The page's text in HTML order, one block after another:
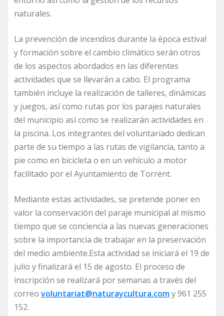
naturales.
La prevención de incendios durante la época estival
y formación sobre el cambio climático serán otros
de los aspectos abordados en las diferentes
actividades que se llevarán a cabo. El programa
también incluye la realización de talleres, dinámicas
y juegos, así como rutas por los parajes naturales
del municipio así como se realizarán actividades en
la piscina. Los integrantes del voluntariado dedican
parte de su tiempo a las rutas de vigilancia, tanto a
pie como en bicicleta o en un vehículo a motor
facilitado por el Ayuntamiento de Torrent.
Mediante estas actividades, se pretende poner en
valor la conservación del paraje municipal al mismo
tiempo que se conciencia a las nuevas generaciones
sobre la importancia de trabajar en la preservación
del medio ambiente.Esta actividad se iniciará el 19 de
julio y finalizará el 15 de agosto. El proceso de
inscripción se realizará por semanas a través del
correo voluntariat@naturaycultura.comy 961 255
152.